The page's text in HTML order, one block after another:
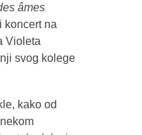
âmes
koncert na
Violeta
svog kolege
kako od